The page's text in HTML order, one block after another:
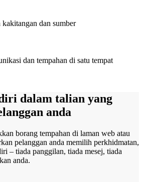
kakitangan dan sumber
dan tempahan di satu tempat
dalam talian yang
anda
borang tempahan di laman web atau
pelanggan anda memilih perkhidmatan,
– tiada panggilan, tiada mesej, tiada
anda.